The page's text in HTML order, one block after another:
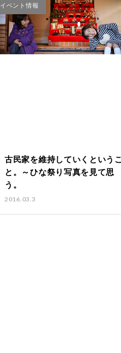
イベント情報
古民家を維持していくというこ
と。～ひな祭り写真を見て思
う。
2016.03.3